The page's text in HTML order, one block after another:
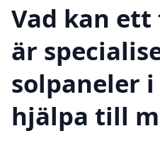
Vad kan
är
solpaneler
hjälpa till